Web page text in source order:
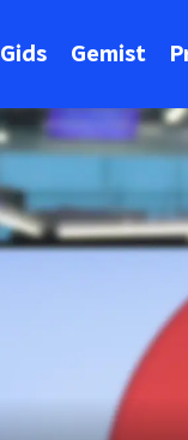
Gids Gemist